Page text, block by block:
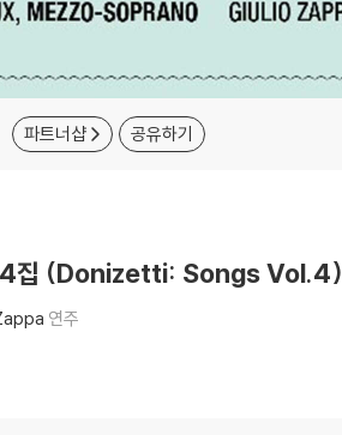
파트너샵 공유하기
집 (Donizetti: Songs Vol.4)
연주